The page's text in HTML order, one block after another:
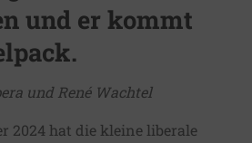
und er kommt
und René Wachtel
2024 hat die kleine liberale